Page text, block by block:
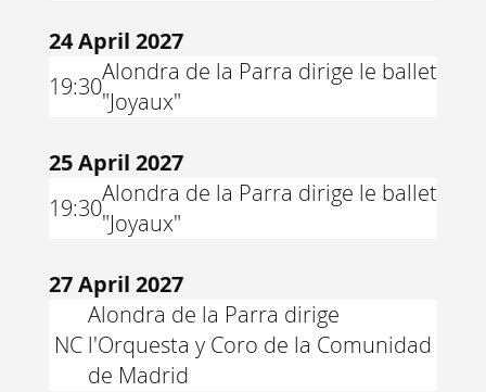
24 April 2027
19:30
Alondra de la Parra dirige le ballet
"Joyaux"
25 April 2027
19:30
Alondra de la Parra dirige le ballet
"Joyaux"
27 April 2027
NC
Alondra de la Parra dirige
l'Orquesta y Coro de la Comunidad
de Madrid